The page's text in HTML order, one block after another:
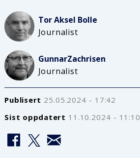
Tor Aksel Bolle
Journalist
GunnarZachrisen
Journalist
Publisert
25.05.2024 - 17:42
Sist oppdatert
11.10.2024 - 11:10